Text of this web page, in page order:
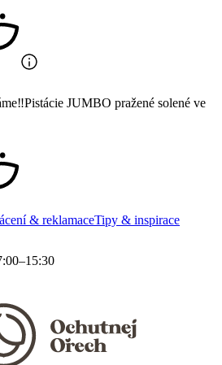
JUMBO pražené solené ve
& reklamaceTipy & inspirace